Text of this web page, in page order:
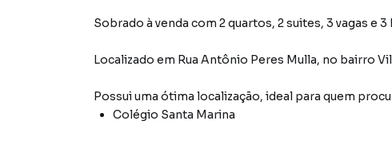
Sobrado à venda com 2 quartos, 2 suites, 3 vagas e
Localizado em Rua Antônio Peres Mulla, no bairro
Possui uma ótima localização, ideal para quem
Colégio Santa Marina